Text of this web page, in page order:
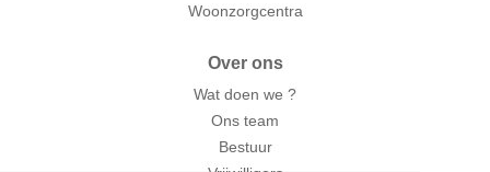
Woonzorgcentra
Over ons
Wat doen we ?
Ons team
Bestuur